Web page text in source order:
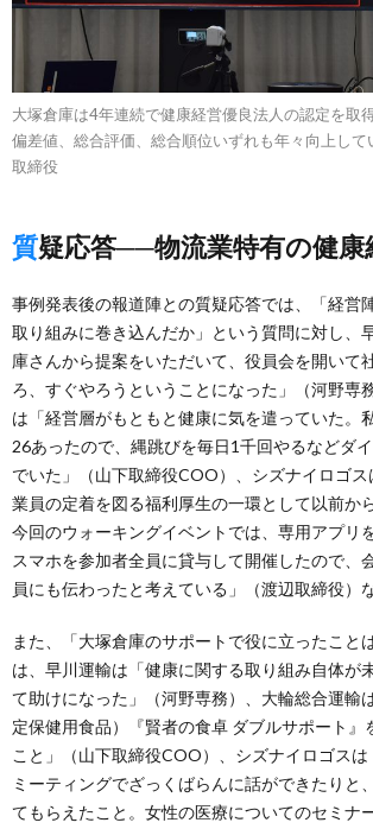
大塚倉庫は4年連続で健康経営優良法人の認定を取
偏差値、総合評価、総合順位いずれも年々向上し
取締役
質疑応答──物流業特有の健
事例発表後の報道陣との質疑応答では、「経営
取り組みに巻き込んだか」という質問に対し、
庫さんから提案をいただいて、役員会を開いて
ろ、すぐやろうということになった」（河野専
は「経営層がもともと健康に気を遣っていた。
26あったので、縄跳びを毎日1千回やるなどダ
でいた」（山下取締役COO）、シズナイロゴ
業員の定着を図る福利厚生の一環として以前か
今回のウォーキングイベントでは、専用アプリ
スマホを参加者全員に貸与して開催したので、
員にも伝わったと考えている」（渡辺取締役）
また、「大塚倉庫のサポートで役に立ったこと
は、早川運輸は「健康に関する取り組み自体が
て助けになった」（河野専務）、大輪総合運輸
定保健用食品）『賢者の食卓 ダブルサポート』
こと」（山下取締役COO）、シズナイロゴスは
ミーティングでざっくばらんに話ができたりと
てもらえたこと。女性の医療についてのセミナ